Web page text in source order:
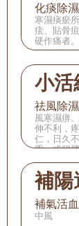
化痰除
寒濕痰瘀
痃、貼骨
硬作痛者。
小活
祛風除
風寒濕痹
伸不利，
仁，日久
重，或腿
補陽
補氣活
中風